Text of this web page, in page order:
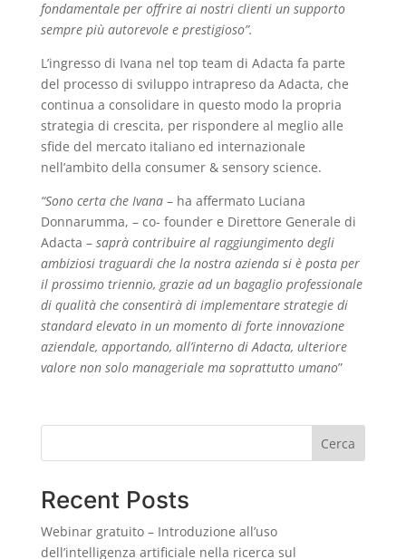
fondamentale per offrire ai nostri clienti un supporto
sempre più autorevole e prestigioso”.
L’ingresso di Ivana nel top team di Adacta fa parte
del processo di sviluppo intrapreso da Adacta, che
continua a consolidare in questo modo la propria
strategia di crescita, per rispondere al meglio alle
sfide del mercato italiano ed internazionale
nell’ambito della consumer & sensory science.
“Sono certa che Ivana– ha affermato Luciana
Donnarumma, – co- founder e Direttore Generale di
Adacta – saprà contribuire al raggiungimento degli
ambiziosi traguardi che la nostra azienda si è posta per
il prossimo triennio, grazie ad un bagaglio professionale
di qualità che consentirà di implementare strategie di
standard elevato in un momento di forte innovazione
aziendale, apportando, all’interno di Adacta, ulteriore
valore non solo manageriale ma soprattutto umano”
Cerca
Recent Posts
Webinar gratuito – Introduzione all’uso
dell’intelligenza artificiale nella ricerca sul